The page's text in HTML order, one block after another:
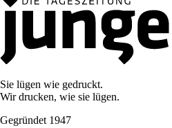
Sie lügen wie gedruckt.
Wir drucken, wie sie lügen.
Gegründet 1947